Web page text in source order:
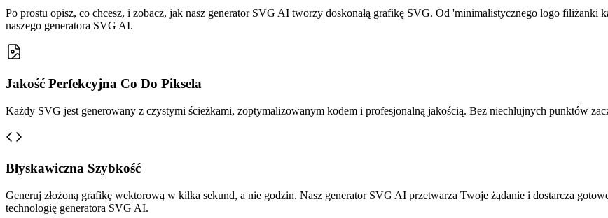
Po prostu opisz, co chcesz, i zobacz, jak nasz generator SVG AI tworzy doskonałą grafikę SVG. Od 'minimalistycznego logo filiżanki
naszego generatora SVG AI.
Jakość Perfekcyjna Co Do Piksela
Każdy SVG jest generowany z czystymi ścieżkami, zoptymalizowanym kodem i profesjonalną jakością. Bez niechlujnych punktów
Błyskawiczna Szybkość
Generuj złożoną grafikę wektorową w kilka sekund, a nie godzin. Nasz generator SVG AI przetwarza Twoje żądanie i dostarcza
technologię generatora SVG AI.